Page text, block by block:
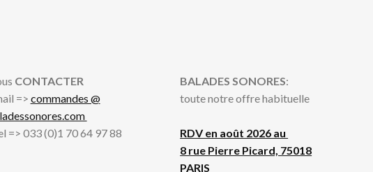
CONTACTER
=> commandes @
=> 033 (0)1 70 64 97 88
BALADES SONORES:
toute notre offre habituelle
RDV en août 2026 au
8 rue Pierre Picard, 75018
PARIS